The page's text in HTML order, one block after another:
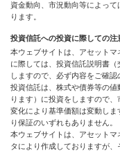
資金動向、市況動向等によっ
ります。
投資信託への投資に際しての注
本ウェブサイトは、アセット
に際しては、投資信託説明書
しますので、必ず内容をご確認
投資信託は、株式や債券等の
ります）に投資をしますので
変化により基準価額は変動し
り保証のいずれもありません。
本ウェブサイトは、アセット
タにより作成しておりますが